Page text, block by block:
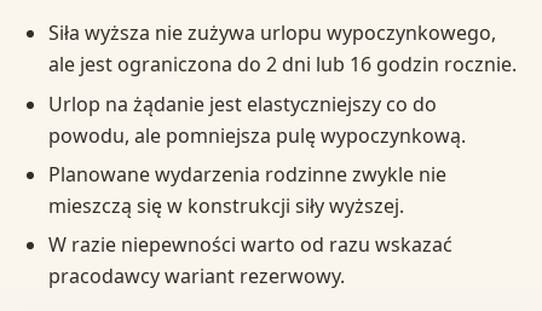
Siła wyższa nie zużywa urlopu wypoczynkowego,
ale jest ograniczona do 2 dni lub 16 godzin rocznie.
Urlop na żądanie jest elastyczniejszy co do
powodu, ale pomniejsza pulę wypoczynkową.
Planowane wydarzenia rodzinne zwykle nie
mieszczą się w konstrukcji siły wyższej.
W razie niepewności warto od razu wskazać
pracodawcy wariant rezerwowy.